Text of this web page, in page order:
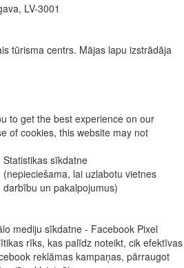
LV-3001
tūrisma centrs. Mājas lapu izstrādāja
to get the best experience on our
of cookies, this website may not
Statistikas sīkdatne
(nepieciešama, lai uzlabotu vietnes
darbību un pakalpojumus)
mediju sīkdatne - Facebook Pixel
rīks, kas palīdz noteikt, cik efektīvas
reklāmas kampaņas, pārraugot